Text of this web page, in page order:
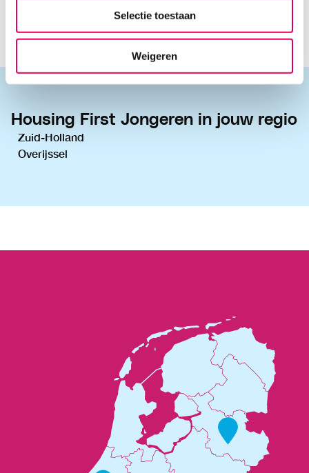
Selectie toestaan
Weigeren
Klik op de landkaart hieronder of in het zijmenu op
informatie.
Housing First Jongeren in jouw regio
Zuid-Holland
Overijssel